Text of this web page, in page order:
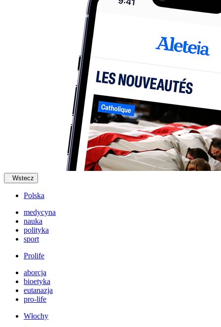
Wstecz
Polska
medycyna
nauka
polityka
sport
Prolife
aborcja
bioetyka
eutanazja
pro-life
Włochy